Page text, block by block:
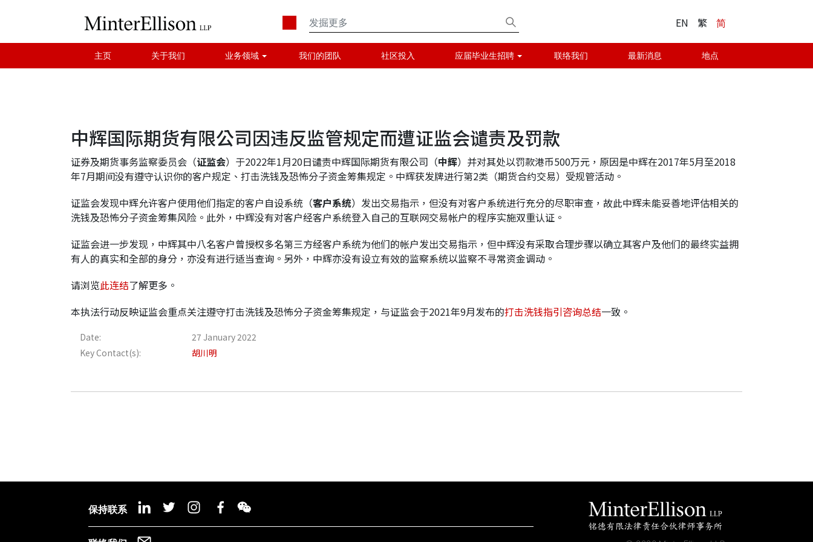
EN 繁 简
主页 关于我们 业务领域 我们的团队 社区投入 应届毕业生招聘 联络我们 最新消息 地点
中辉国际期货有限公司因违反监管规定而遭证监会谴责及罚款
证券及期货事务监察委员会（证监会）于2022年1月20日谴责中辉国际期货有限公司（中辉）并对其处以罚款港币500万元，原因是中辉在2017年5月至2018
年7月期间没有遵守认识你的客户规定、打击洗钱及恐怖分子资金筹集规定。中辉获发牌进行第2类（期货合约交易）受规管活动。
证监会发现中辉允许客户使用他们指定的客户自设系统（客户系统）发出交易指示，但没有对客户系统进行充分的尽职审查，故此中辉未能妥善地评估相关的
洗钱及恐怖分子资金筹集风险。此外，中辉没有对客户经客户系统登入自己的互联网交易帐户的程序实施双重认证。
证监会进一步发现，中辉其中八名客户曾授权多名第三方经客户系统为他们的帐户发出交易指示，但中辉没有采取合理步骤以确立其客户及他们的最终实益拥
有人的真实和全部的身分，亦没有进行适当查询。另外，中辉亦没有设立有效的监察系统以监察不寻常资金调动。
请浏览此连结了解更多。
本执法行动反映证监会重点关注遵守打击洗钱及恐怖分子资金筹集规定，与证监会于2021年9月发布的打击洗钱指引咨询总结一致。
Date:
27 January 2022
Key Contact(s):
胡川明
保持联系